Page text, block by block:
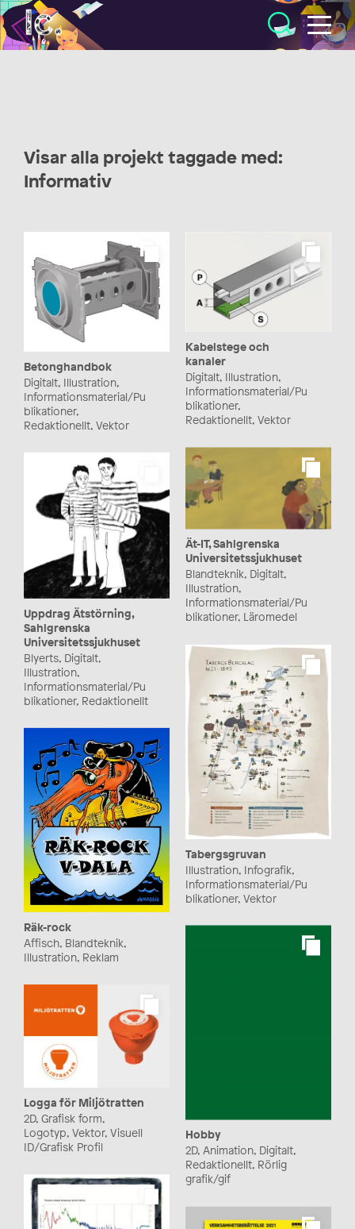
Illustratörcentrum
Visar alla projekt taggade med:
Informativ
Betonghandbok
Digitalt, Illustration,
Informationsmaterial/Pu
blikationer,
Redaktionellt, Vektor
Kabelstege och
kanaler
Digitalt, Illustration,
Informationsmaterial/Pu
blikationer,
Redaktionellt, Vektor
Ät-IT, Sahlgrenska
Universitetssjukhuset
Blandteknik, Digitalt,
Illustration,
Informationsmaterial/Pu
blikationer, Läromedel
Uppdrag Ätstörning,
Sahlgrenska
Universitetssjukhuset
Blyerts, Digitalt,
Illustration,
Informationsmaterial/Pu
blikationer, Redaktionellt
Tabergsgruvan
Illustration, Infografik,
Informationsmaterial/Pu
blikationer, Vektor
Räk-rock
Affisch, Blandteknik,
Illustration, Reklam
Hobby
2D, Animation, Digitalt,
Redaktionellt, Rörlig
grafik/gif
Logga för Miljötratten
2D, Grafisk form,
Logotyp, Vektor, Visuell
ID/Grafisk Profil